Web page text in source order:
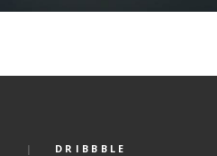
DRIBBBLE